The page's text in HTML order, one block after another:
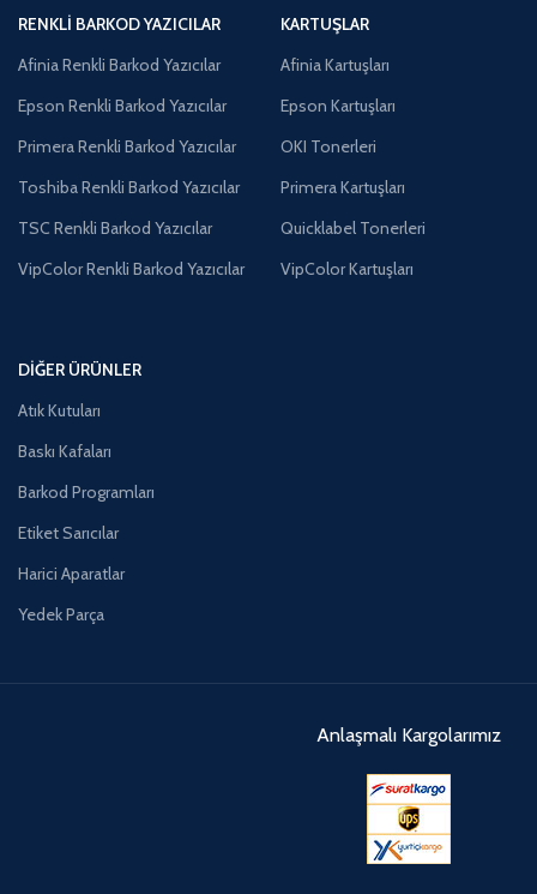
RENKLI BARKOD YAZICILAR
Afinia Renkli Barkod Yazıcılar
Epson Renkli Barkod Yazıcılar
Primera Renkli Barkod Yazıcılar
Toshiba Renkli Barkod Yazıcılar
TSC Renkli Barkod Yazıcılar
VipColor Renkli Barkod Yazıcılar
KARTUŞLAR
Afinia Kartuşları
Epson Kartuşları
OKI Tonerleri
Primera Kartuşları
Quicklabel Tonerleri
VipColor Kartuşları
DIĞER ÜRÜNLER
Atık Kutuları
Baskı Kafaları
Barkod Programları
Etiket Sarıcılar
Harici Aparatlar
Yedek Parça
Anlaşmalı Kargolarımız